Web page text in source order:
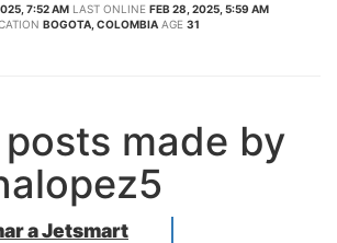
7:52 AM LAST ONLINE FEB 28, 2025, 5:59 AM
BOGOTA, COLOMBIA AGE 31
made by
a Jetsmart